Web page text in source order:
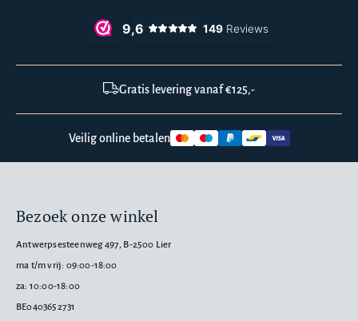
Gratis levering vanaf €125,-
Veilig online betalen
Bezoek onze winkel
Antwerpsesteenweg 497, B-2500 Lier
ma t/m vrij: 09:00-18:00
za: 10:00-18:00
BE0403652731